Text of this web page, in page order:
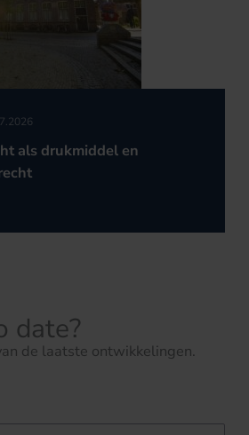
als drukmiddel en
date?
de laatste ontwikkelingen.